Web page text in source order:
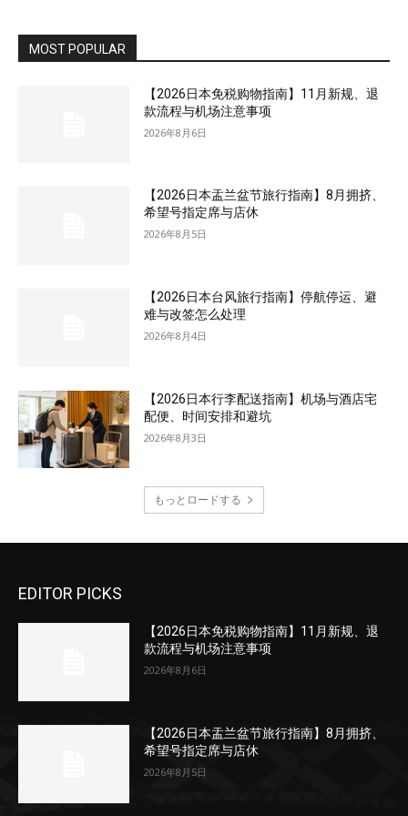
MOST POPULAR
【2026日本免税购物指南】11月新规、退
款流程与机场注意事项
2026年8月6日
【2026日本盂兰盆节旅行指南】8月拥挤、
希望号指定席与店休
2026年8月5日
【2026日本台风旅行指南】停航停运、避
难与改签怎么处理
2026年8月4日
【2026日本行李配送指南】机场与酒店宅
配便、时间安排和避坑
2026年8月3日
もっとロードする
EDITOR PICKS
【2026日本免税购物指南】11月新规、退
款流程与机场注意事项
2026年8月6日
【2026日本盂兰盆节旅行指南】8月拥挤、
希望号指定席与店休
2026年8月5日